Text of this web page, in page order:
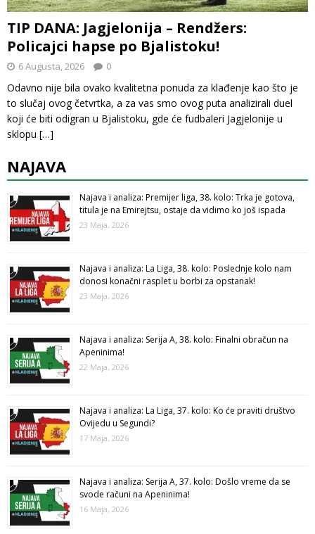
TIP DANA: Jagjelonija – Rendžers:
Policajci hapse po Bjalistoku!
6 Augusta, 2026 0
Odavno nije bila ovako kvalitetna ponuda za klađenje kao što je
to slučaj ovog četvrtka, a za vas smo ovog puta analizirali duel
koji će biti odigran u Bjalistoku, gde će fudbaleri Jagjelonije u
sklopu […]
NAJAVA
Najava i analiza: Premijer liga, 38. kolo: Trka je gotova,
titula je na Emirejtsu, ostaje da vidimo ko još ispada
23 Maja, 2026
Najava i analiza: La Liga, 38. kolo: Poslednje kolo nam
donosi konačni rasplet u borbi za opstanak!
23 Maja, 2026
Najava i analiza: Serija A, 38. kolo: Finalni obračun na
Apeninima!
22 Maja, 2026
Najava i analiza: La Liga, 37. kolo: Ko će praviti društvo
Ovijedu u Segundi?
17 Maja, 2026
Najava i analiza: Serija A, 37. kolo: Došlo vreme da se
svode računi na Apeninima!
16 Maja, 2026